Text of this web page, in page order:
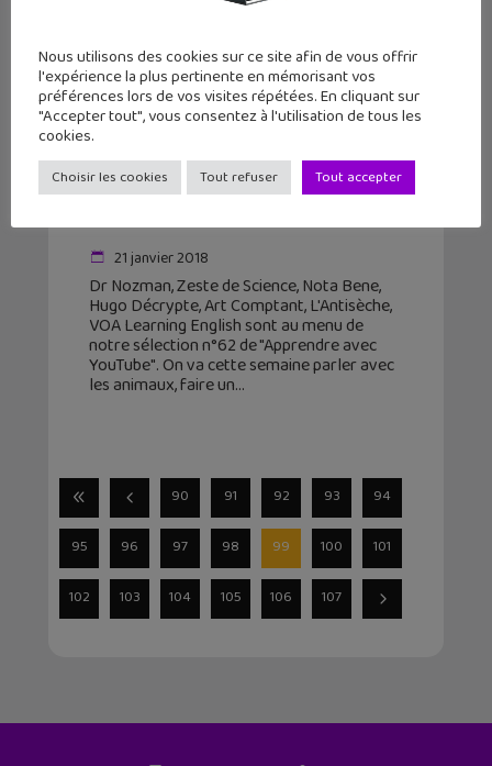
Apprendre avec YouTube #62 avec
Dr Nozman, Zeste de Science, Nota
Bene…
21 janvier 2018
Dr Nozman, Zeste de Science, Nota Bene,
Hugo Décrypte, Art Comptant, L'Antisèche,
VOA Learning English sont au menu de
notre sélection n°62 de "Apprendre avec
YouTube". On va cette semaine parler avec
les animaux, faire un
90 91 92 93 94
95 96 97 98 99 100 101
102 103 104 105 106 107
Nous utilisons des cookies sur ce site afin de vous offrir
l'expérience la plus pertinente en mémorisant vos
préférences lors de vos visites répétées. En cliquant sur
"Accepter tout", vous consentez à l'utilisation de tous les
cookies.
Choisir les cookies Tout refuser Tout accepter